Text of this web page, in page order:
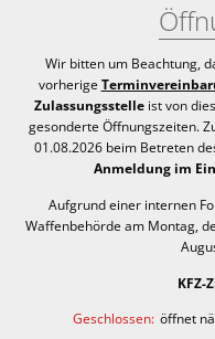
Wir bitten um Beachtung,
vorherige
Zulassungsstelle ist von
gesonderte Öffnungszeiten.
01.08.2026 beim Betreten
Anmeldung im
Aufgrund einer internen
Waffenbehörde am Montag,
KFZ-
Klicken, um weitere
Geschlossen: öffnet